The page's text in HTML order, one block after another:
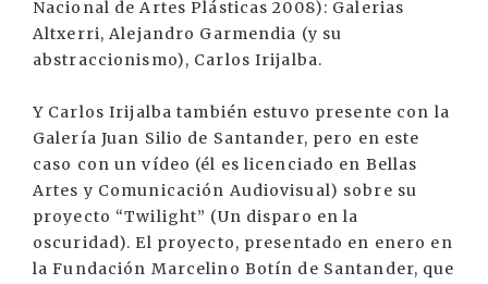
Nacional de Artes Plásticas 2008): Galerias
Altxerri, Alejandro Garmendia (y su
abstraccionismo), Carlos Irijalba.
Y Carlos Irijalba también estuvo presente con la
Galería Juan Silio de Santander, pero en este
caso con un vídeo (él es licenciado en Bellas
Artes y Comunicación Audiovisual) sobre su
proyecto “Twilight” (Un disparo en la
oscuridad). El proyecto, presentado en enero en
la Fundación Marcelino Botín de Santander, que